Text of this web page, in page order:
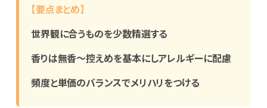
【要点まとめ】
世界観に合うものを少数精選する
香りは無香〜控えめを基本にしアレルギーに配慮
頻度と単価のバランスでメリハリをつける